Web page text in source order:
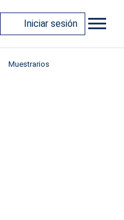
Iniciar sesión
Muestrarios